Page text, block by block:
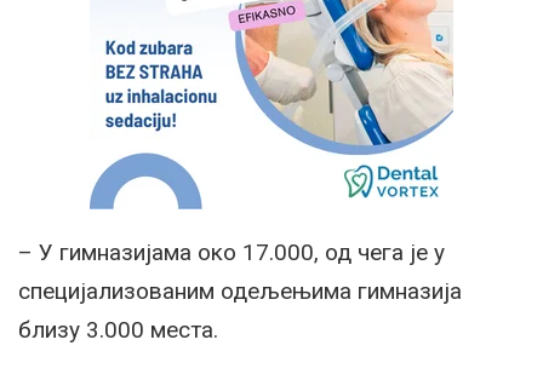
– У гимназијама око 17.000, од чега је у
специјализованим одељењима гимназија
близу 3.000 места.